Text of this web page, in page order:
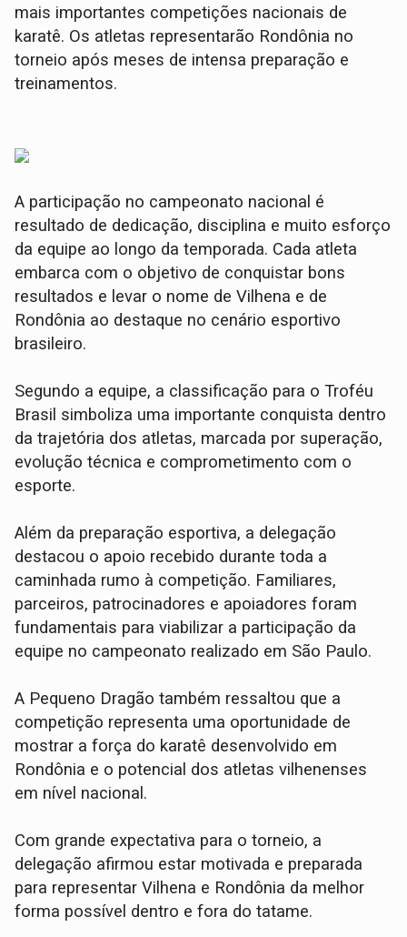
mais importantes competições nacionais de
karatê. Os atletas representarão Rondônia no
torneio após meses de intensa preparação e
treinamentos.
A participação no campeonato nacional é
resultado de dedicação, disciplina e muito esforço
da equipe ao longo da temporada. Cada atleta
embarca com o objetivo de conquistar bons
resultados e levar o nome de Vilhena e de
Rondônia ao destaque no cenário esportivo
brasileiro.
Segundo a equipe, a classificação para o Troféu
Brasil simboliza uma importante conquista dentro
da trajetória dos atletas, marcada por superação,
evolução técnica e comprometimento com o
esporte.
Além da preparação esportiva, a delegação
destacou o apoio recebido durante toda a
caminhada rumo à competição. Familiares,
parceiros, patrocinadores e apoiadores foram
fundamentais para viabilizar a participação da
equipe no campeonato realizado em São Paulo.
A Pequeno Dragão também ressaltou que a
competição representa uma oportunidade de
mostrar a força do karatê desenvolvido em
Rondônia e o potencial dos atletas vilhenenses
em nível nacional.
Com grande expectativa para o torneio, a
delegação afirmou estar motivada e preparada
para representar Vilhena e Rondônia da melhor
forma possível dentro e fora do tatame.